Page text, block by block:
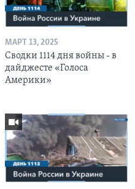
МАРТ 13, 2025
Сводки 1114 дня войны - в
дайджесте «Голоса
Америки»